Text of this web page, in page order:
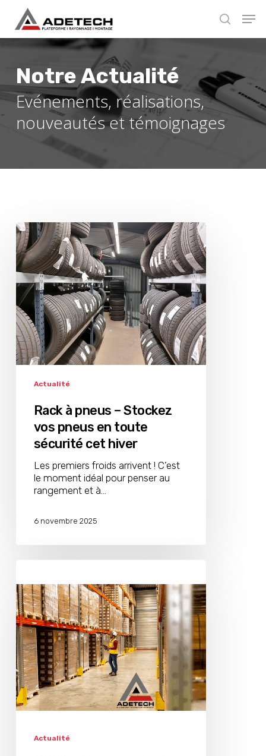
main
search
Notre Actualité
Evénements, réalisations,
nouveautés et témoignages
Rack
à
pneus
–
Stockez
vos
pneus
en
toute
sécurité
cet
hiver
Actualité
Rack à pneus – Stockez
vos pneus en toute
sécurité cet hiver
Les premiers froids arrivent ! C’est
le moment idéal pour penser au
rangement et à…
6 novembre 2025
des
rayonnages
:
sécurité
et
conformité
dans
vos
entrepôts
Actualité
Close